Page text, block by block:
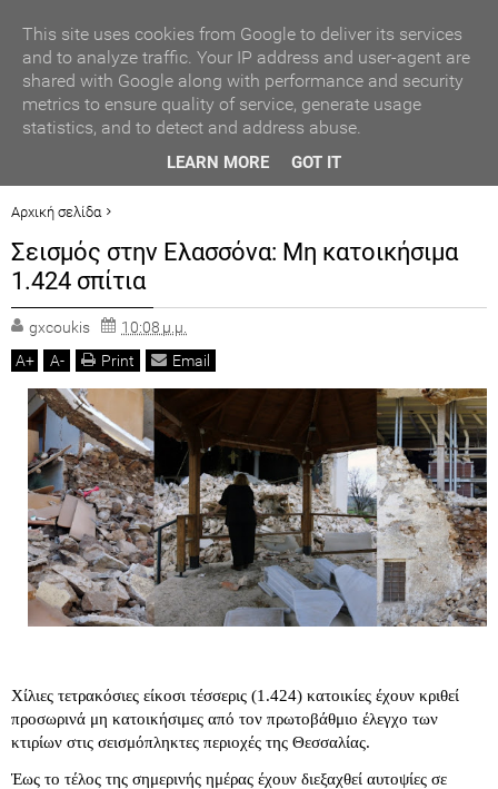
ΒΡΑΒΕΥΣΗ ΣΥΜΜΕΤΕΧΟΝΤΩΝ ΣΧΟΛΕΙΩΝ ΣΤΟΝ ΤΟΠΙΚΟ
Αρχική σελίδα
ΕΛΛΑΔΑ
Σεισμός στην Ελασσόνα: Μη κατοικήσιμα 1.424 σπίτια
Σεισμός στην Ελασσόνα: Μη κατοικήσιμα
1.424 σπίτια
gxcoukis
10:08 μ.μ.
A+ A- Print Email
Χίλιες τετρακόσιες είκοσι τέσσερις (1.424) κατοικίες έχουν κριθεί
προσωρινά μη κατοικήσιμες από τον πρωτοβάθμιο έλεγχο των
κτιρίων στις σεισμόπληκτες περιοχές της Θεσσαλίας.
Έως το τέλος της σημερινής ημέρας έχουν διεξαχθεί αυτοψίες σε
ΑΥΤΟΔΙΟΙΚΗΣΗ
ΠΟΛΙΤΙΚΗ
ΟΙΚΟΝΟΜΙΑ
ΓΕΓΟΝΟΤΑ
ΠΟΛΙΤ. ΒΗΜΑ
This site uses cookies from Google to deliver its services
and to analyze traffic. Your IP address and user-agent are
shared with Google along with performance and security
metrics to ensure quality of service, generate usage
statistics, and to detect and address abuse.
LEARN MORE GOT IT